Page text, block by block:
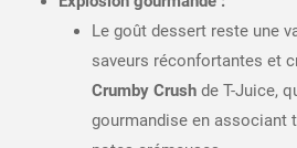
Le goût dessert reste une
saveurs réconfortantes et
Crumby Crushde T-Juice,
gourmandise en associant